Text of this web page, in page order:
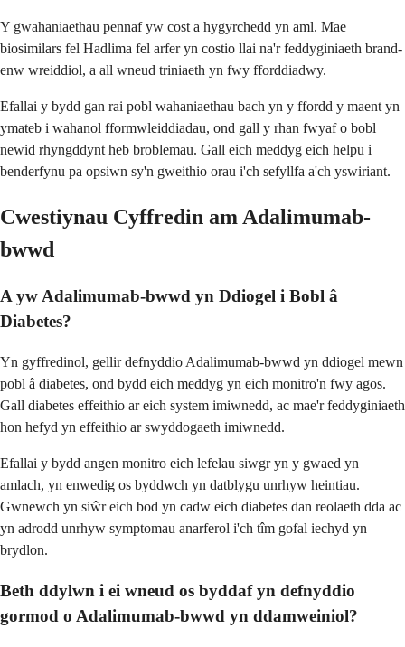
Y gwahaniaethau pennaf yw cost a hygyrchedd yn aml. Mae
biosimilars fel Hadlima fel arfer yn costio llai na'r feddyginiaeth brand-
enw wreiddiol, a all wneud triniaeth yn fwy fforddiadwy.
Efallai y bydd gan rai pobl wahaniaethau bach yn y ffordd y maent yn
ymateb i wahanol fformwleiddiadau, ond gall y rhan fwyaf o bobl
newid rhyngddynt heb broblemau. Gall eich meddyg eich helpu i
benderfynu pa opsiwn sy'n gweithio orau i'ch sefyllfa a'ch yswiriant.
Cwestiynau Cyffredin am Adalimumab-
bwwd
A yw Adalimumab-bwwd yn Ddiogel i Bobl â
Diabetes?
Yn gyffredinol, gellir defnyddio Adalimumab-bwwd yn ddiogel mewn
pobl â diabetes, ond bydd eich meddyg yn eich monitro'n fwy agos.
Gall diabetes effeithio ar eich system imiwnedd, ac mae'r feddyginiaeth
hon hefyd yn effeithio ar swyddogaeth imiwnedd.
Efallai y bydd angen monitro eich lefelau siwgr yn y gwaed yn
amlach, yn enwedig os byddwch yn datblygu unrhyw heintiau.
Gwnewch yn siŵr eich bod yn cadw eich diabetes dan reolaeth dda ac
yn adrodd unrhyw symptomau anarferol i'ch tîm gofal iechyd yn
brydlon.
Beth ddylwn i ei wneud os byddaf yn defnyddio
gormod o Adalimumab-bwwd yn ddamweiniol?